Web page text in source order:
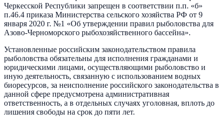
Черкесской Республики запрещен в соответствии п.п. «б»
п.46.4 приказа Министерства сельского хозяйства РФ от 9
января 2020 г. №1 «Об утверждении правил рыболовства для
Азово-Черноморского рыбохозяйственного бассейна».
Установленные российским законодательством правила
рыболовства обязательны для исполнения гражданами и
юридическими лицами, осуществляющими рыболовство и
иную деятельность, связанную с использованием водных
биоресурсов, за неисполнение российского законодательства в
данной сфере предусмотрена административная
ответственность, а в отдельных случаях уголовная, вплоть до
лишения свободы на срок до пяти лет.